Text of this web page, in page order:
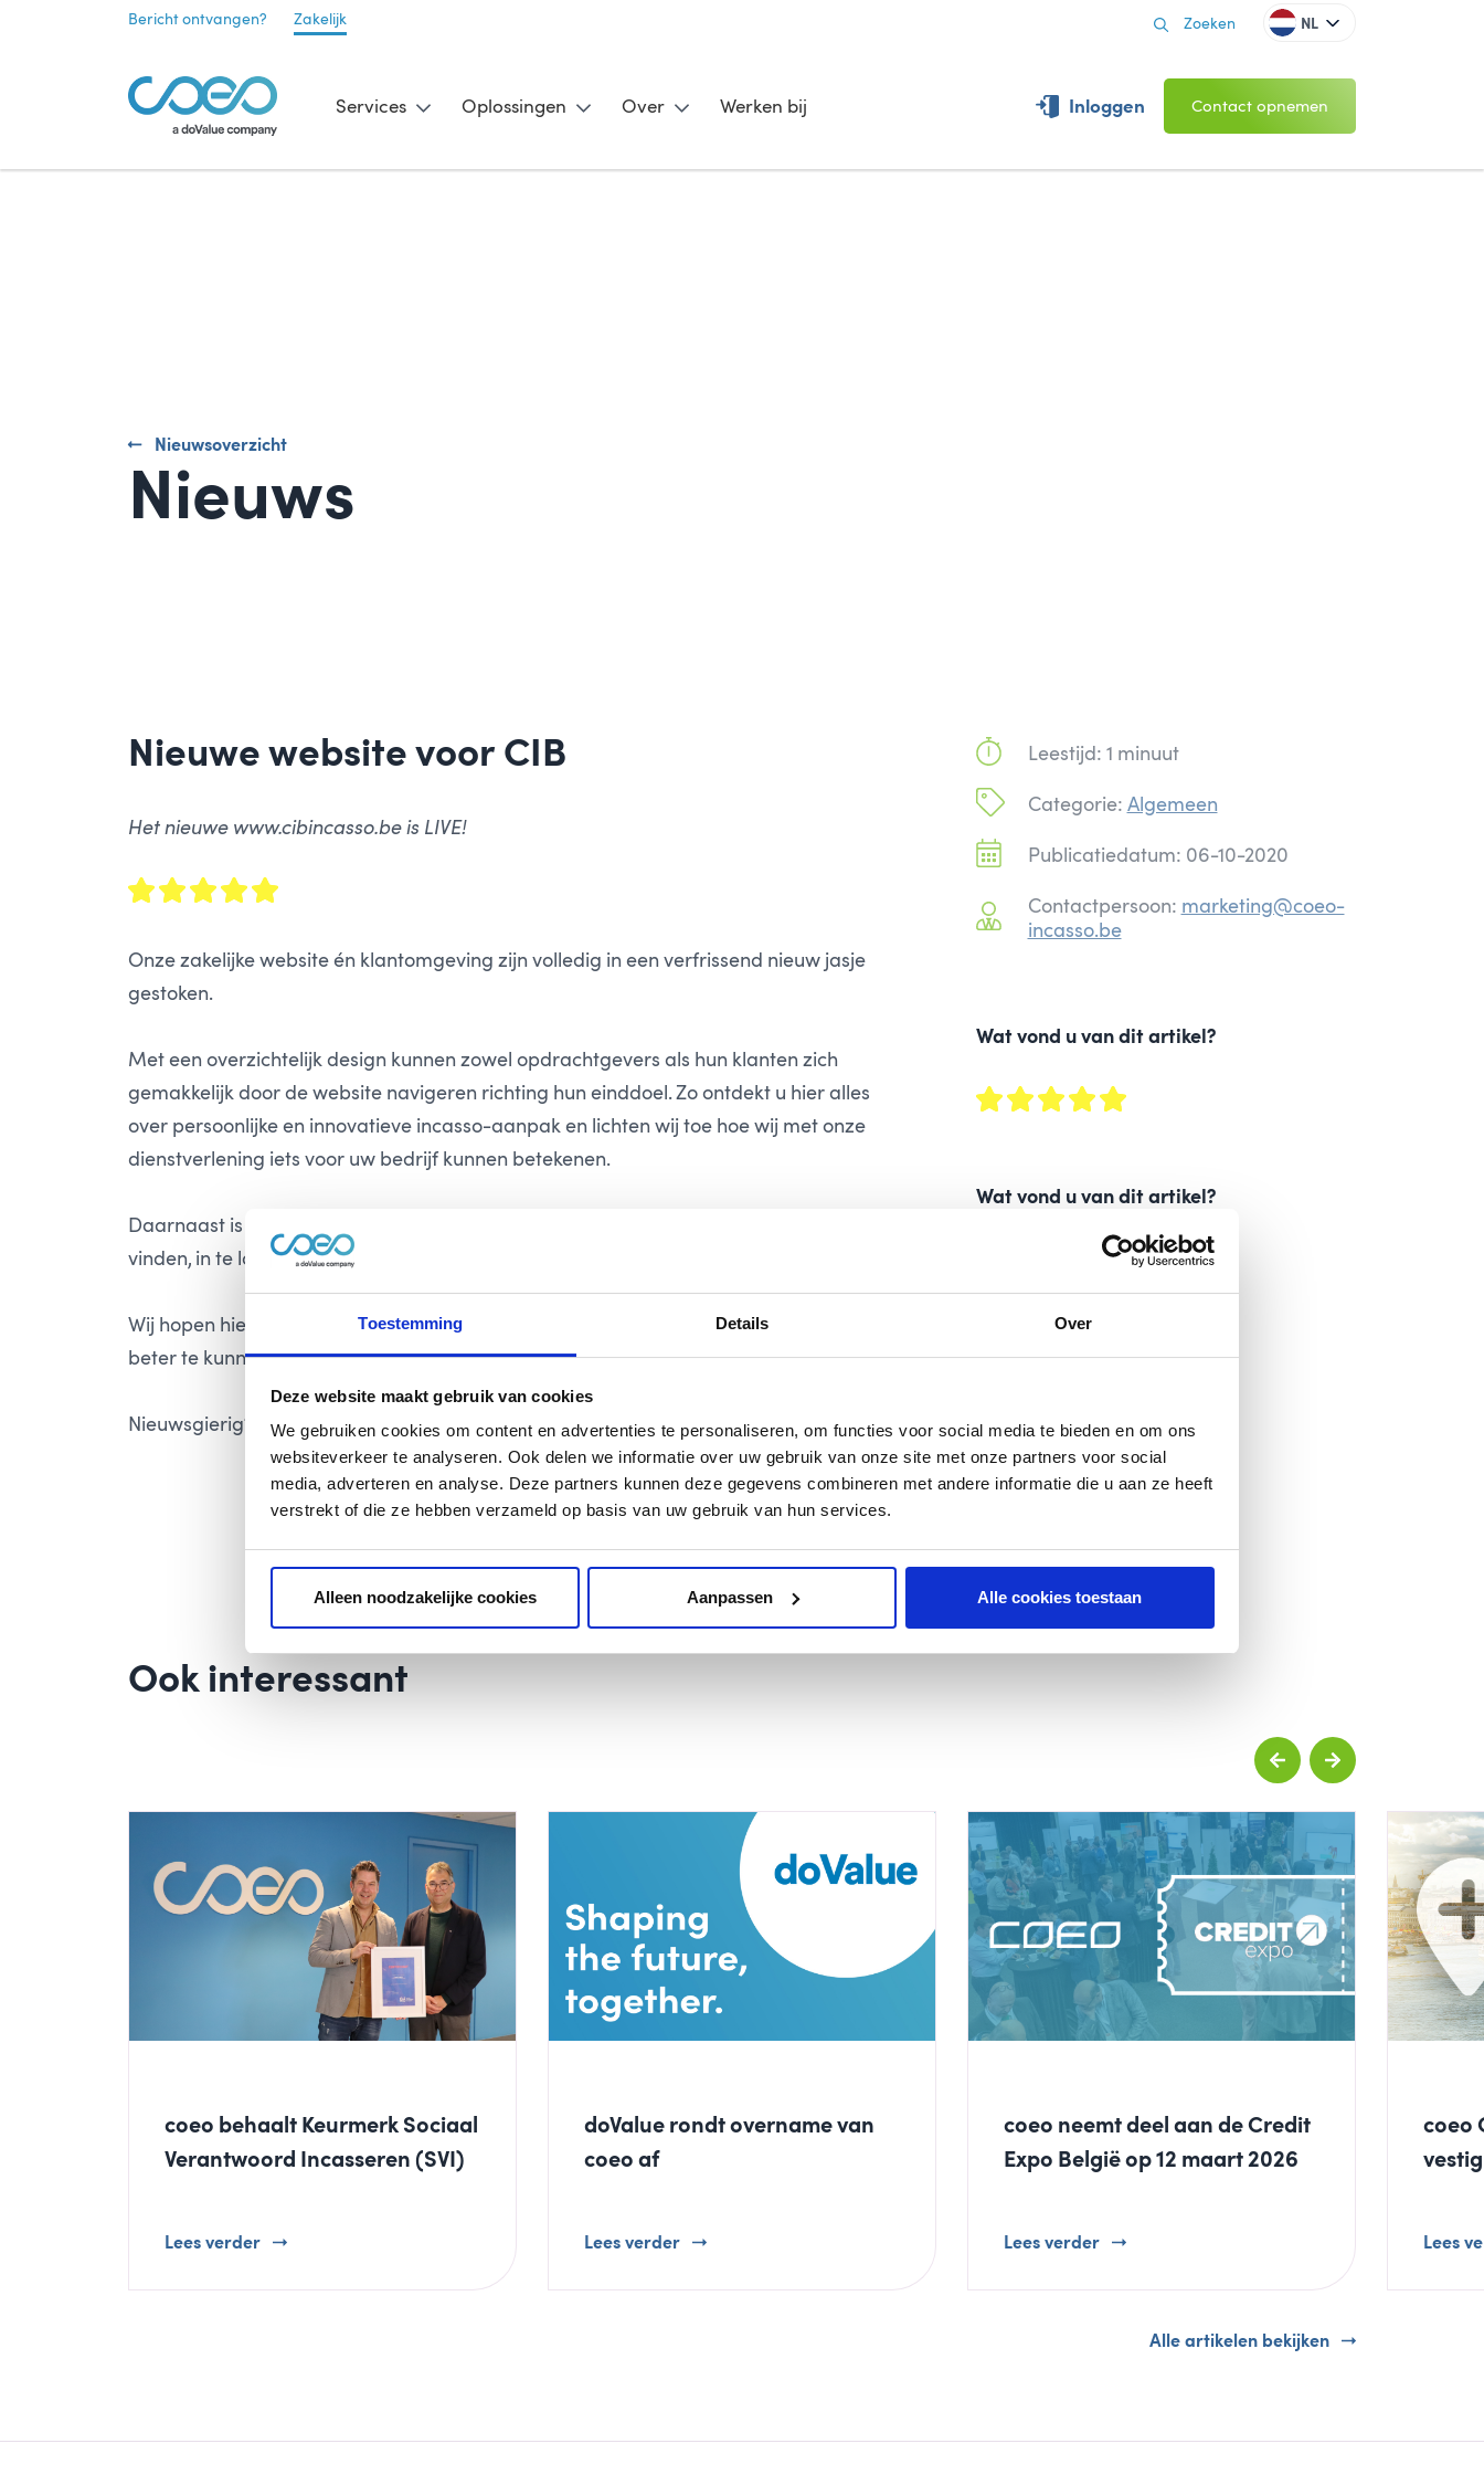
Toestemming Details Over
Deze website maakt gebruik van cookies
We gebruiken cookies om content en advertenties te personaliseren, om functies voor social media te bieden en om ons
websiteverkeer te analyseren. Ook delen we informatie over uw gebruik van onze site met onze partners voor social
media, adverteren en analyse. Deze partners kunnen deze gegevens combineren met andere informatie die u aan ze heeft
verstrekt of die ze hebben verzameld op basis van uw gebruik van hun services.
Alleen noodzakelijke cookies Aanpassen Alle cookies toestaan
Bericht ontvangen? Zakelijk NL
Services Oplossingen Over Werken bij Inloggen Contact opnemen
Nieuwsoverzicht
Nieuws
Nieuwe website voor CIB
Het nieuwe www.cibincasso.be is LIVE!
Onze zakelijke website én klantomgeving zijn volledig in een verfrissend nieuw jasje
gestoken.
Met een overzichtelijk design kunnen zowel opdrachtgevers als hun klanten zich
gemakkelijk door de website navigeren richting hun einddoel. Zo ontdekt u hier alles
over persoonlijke en innovatieve incasso-aanpak en lichten wij toe hoe wij met onze
dienstverlening iets voor uw bedrijf kunnen betekenen.
Daarnaast is het voor uw klanten nu nog eenvoudiger om de nodige informatie te
vinden, in te loggen via Mijn CIB, incassodossiers in te zien en een actie uit te voeren.
Wij hopen hiermee onze (potentiële) opdrachtgevers en hun klanten uiteraard nog
beter te kunnen helpen!
Nieuwsgierig? Neem snel een kijkje!
Leestijd: 1 minuut
Categorie: Algemeen
Publicatiedatum: 06-10-2020
Contactpersoon: marketing@coeo-
incasso.be
Wat vond u van dit artikel?
Wat vond u van dit artikel?
Ook interessant
coeo behaalt Keurmerk Sociaal
Verantwoord Incasseren (SVI)
Lees verder
doValue rondt overname van
coeo af
Lees verder
coeo neemt deel aan de Credit
Expo België op 12 maart 2026
Lees verder
coeo
Lees
Alle artikelen bekijken